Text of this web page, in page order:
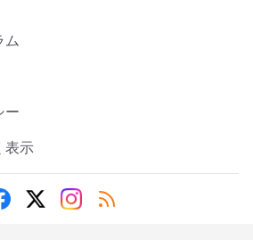
ム
ー
表示